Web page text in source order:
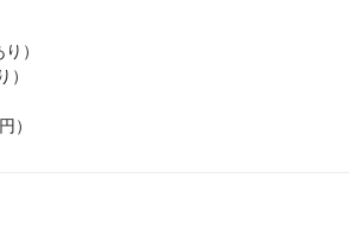
）
）
）